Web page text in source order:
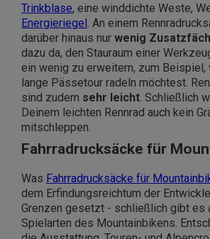
Trinkblase, eine winddichte Weste,
Energieriegel . An einem
darüber hinaus nur wenig
dazu da, den Stauraum einer
ein wenig zu erweitern, zum Beispiel,
lange Pässetour radeln möchtest.
sind zudem sehr leicht. Schließlich
Deinem leichten Rennrad auch kein
mitschleppen.
Fahrradrucksäcke für
Was Fahrradrucksäcke für
dem Erfindungsreichtum der
Grenzen gesetzt - schließlich gibt es
Spielarten des Mountainbikens.